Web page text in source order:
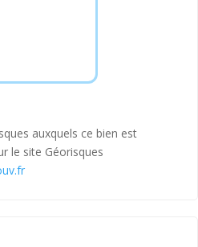
auxquels ce bien est
le site Géorisques